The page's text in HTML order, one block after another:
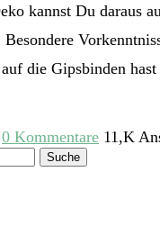
kannst Du daraus
die Gipsbinden
0 Kommentare 11,K